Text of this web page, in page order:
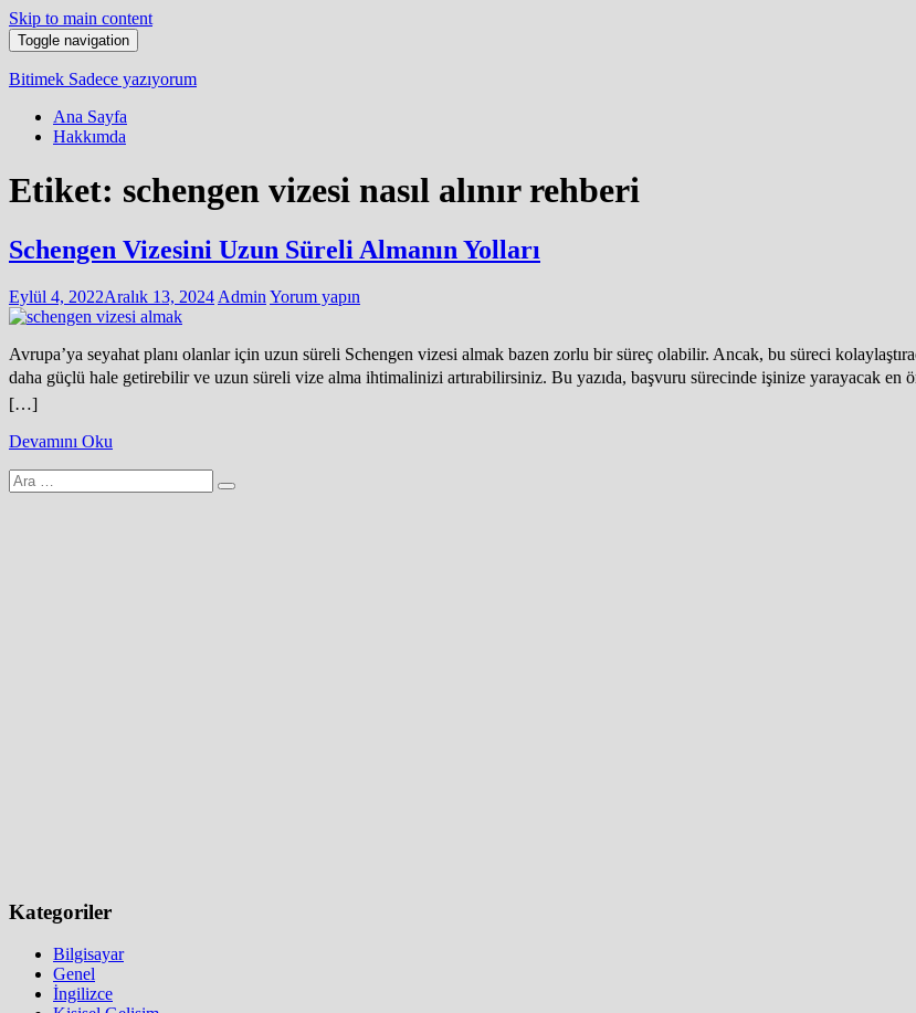
Skip to main content
Toggle navigation
Bitimek Sadece yazıyorum
Ana Sayfa
Hakkımda
Etiket: schengen vizesi nasıl alınır rehberi
Schengen Vizesini Uzun Süreli Almanın Yolları
Eylül 4, 2022Aralık 13, 2024 Admin Yorum yapın
Avrupa’ya seyahat planı olanlar için uzun süreli Schengen vizesi almak bazen zorlu bir süreç olabilir. Ancak, bu süreci
daha güçlü hale getirebilir ve uzun süreli vize alma ihtimalinizi artırabilirsiniz. Bu yazıda, başvuru sürecinde işinize yarayacak
[…]
Devamını Oku
Arama
yap:
Kategoriler
Bilgisayar
Genel
İngilizce